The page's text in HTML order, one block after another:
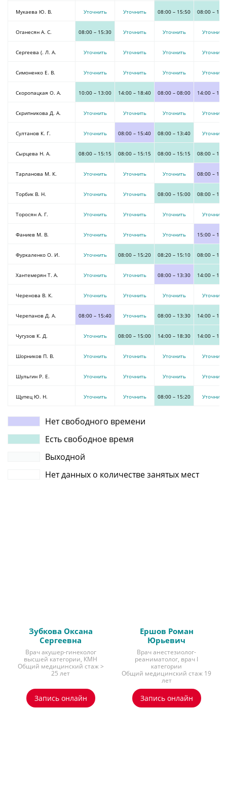
Мукаева Ю. В. Уточнить Уточнить 08:00 – 15:50 08:00 –
Оганесян А. С. 08:00 – 15:30 Уточнить Уточнить Уточнить
Сергеева (. Л. А. Уточнить Уточнить Уточнить Уточнить
Симоненко Е. В. Уточнить Уточнить Уточнить Уточнить
Скоропацкая О. А. 10:00 – 13:00 14:00 – 18:40 08:00 – 08:00 14:00 –
Скрипникова Д. А. Уточнить Уточнить Уточнить Уточнить
Султанов К. Г. Уточнить 08:00 – 15:40 08:00 – 13:40 Уточнить
Сырцева Н. А. 08:00 – 15:15 08:00 – 15:15 08:00 – 15:15 08:00 –
Тарланова М. К. Уточнить Уточнить Уточнить 08:00 –
Торбик В. Н. Уточнить Уточнить 08:00 – 15:00 08:00 –
Торосян А. Г. Уточнить Уточнить Уточнить Уточнить
Фаниев М. В. Уточнить Уточнить Уточнить 15:00 –
Фуркаленко О. И. Уточнить 08:00 – 15:20 08:20 – 15:10 08:00 –
Хантемерян Т. А. Уточнить Уточнить 08:00 – 13:30 14:00 –
Черенова В. К. Уточнить Уточнить Уточнить Уточнить
Черепанов Д. А. 08:00 – 15:40 Уточнить 08:00 – 13:30 14:00 –
Чугузов К. Д. Уточнить 08:00 – 15:00 14:00 – 18:30 14:00 –
Шорников П. В. Уточнить Уточнить Уточнить Уточнить
Шульгин Р. Е. Уточнить Уточнить Уточнить Уточнить
Щупец Ю. Н. Уточнить Уточнить 08:00 – 15:20 Уточнить
Нет свободного времени
Есть свободное время
Выходной
Нет данных о количестве занятых мест
Зубкова Оксана
Сергеевна
Врач акушер-гинеколог
высшей категории, КМН
Общий медицинский стаж >
25 лет
Запись онлайн
Ершов Роман
Юрьевич
Врач анестезиолог-
реаниматолог, врач I
категории
Общий медицинский стаж 19
лет
Запись онлайн